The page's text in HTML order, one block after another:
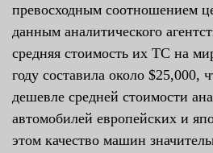
превосходным соотношением
данным аналитического
средняя стоимость их ТС на
году составила около $25,000,
дешевле средней стоимости
автомобилей европейских и
этом качество машин